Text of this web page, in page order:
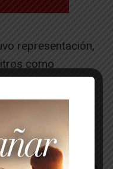
representación,
como
un excelente
en la